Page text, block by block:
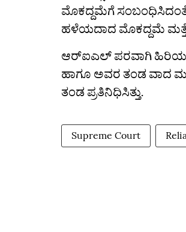
ಮೊಕದ್ದಮೆಗೆ
ಹಳೆಯದಾದ ಮೊಕದ್ದಮೆ ಮತ್ತೆ
ಆರ್‌ಐಎಲ್ ಪರವಾಗಿ ಹಿರಿಯ
ಹಾಗೂ ಅವರ ತಂಡ ವಾದ
ತಂಡ ಪ್ರತಿನಿಧಿಸಿತ್ತು.
Supreme Court